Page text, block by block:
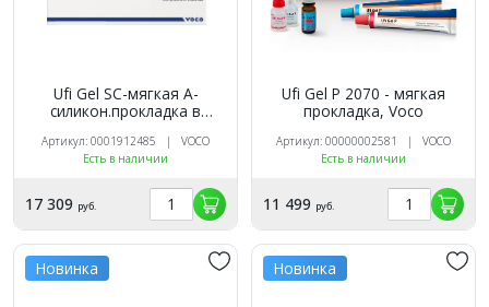
Ufi Gel SC-мягкая А-
силикон.прокладка в
Артикул: 0001912485 | VOCO
Есть в наличии
17 309 руб.
Ufi Gel Р 2070 - мягкая
прокладка, Voco
Артикул: 00000002581 | VOCO
Есть в наличии
11 499 руб.
Новинка Новинка